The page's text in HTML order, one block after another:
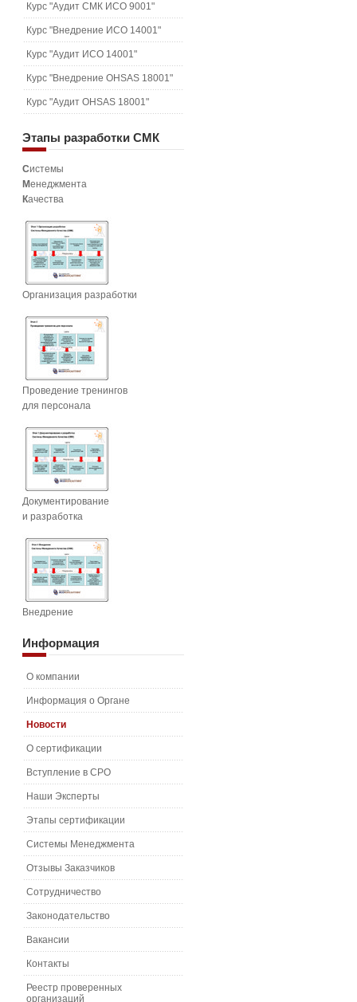
Курс "Аудит СМК ИСО 9001"
Курс "Внедрение ИСО 14001"
Курс "Аудит ИСО 14001"
Курс "Внедрение OHSAS 18001"
Курс "Аудит OHSAS 18001"
Этапы разработки СМК
Системы
Менеджмента
Качества
Организация разработки
Проведение тренингов
для персонала
Документирование
и разработка
Внедрение
Информация
О компании
Информация о Органе
Новости
О сертификации
Вступление в СРО
Наши Эксперты
Этапы сертификации
Системы Менеджмента
Отзывы Заказчиков
Сотрудничество
Законодательство
Вакансии
Контакты
Реестр проверенных
организаций